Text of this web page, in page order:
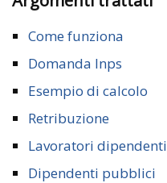
Come funziona
Domanda Inps
Esempio di calcolo
Retribuzione
Lavoratori dipendenti
Dipendenti pubblici